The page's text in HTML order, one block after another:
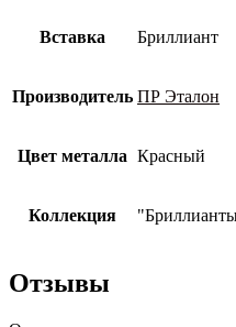
Вставка Бриллиант
Производитель ПР Эталон
Цвет металла Красный
Коллекция
Отзывы